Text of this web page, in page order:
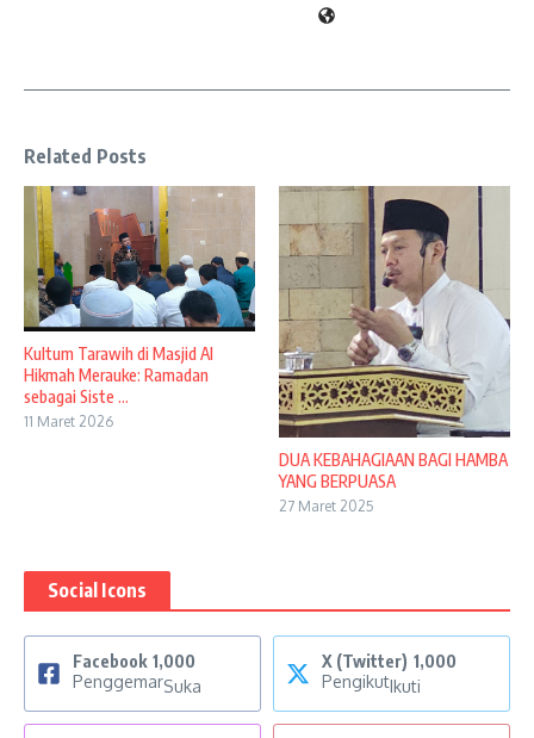
Related Posts
Kultum Tarawih di Masjid Al
Hikmah Merauke: Ramadan
sebagai Siste ...
11 Maret 2026
DUA KEBAHAGIAAN BAGI HAMBA
YANG BERPUASA
27 Maret 2025
Social Icons
Facebook 1,000
PenggemarSuka
X (Twitter) 1,000
PengikutIkuti